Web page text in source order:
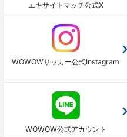
エキサイトマッチ公式X
WOWOWサッカー公式Instagram
WOWOW公式アカウント